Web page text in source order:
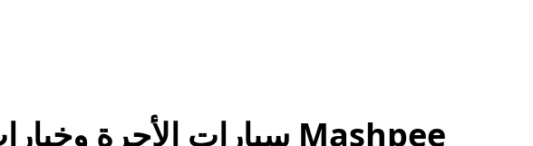
Mashpee سيارات الأجرة وخيارات الرحلات الأخرى